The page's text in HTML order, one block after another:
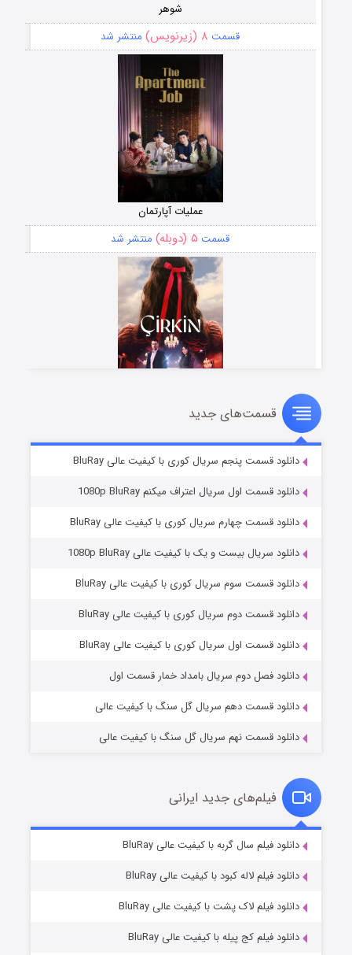
شوهر
قسمت ۸ (زیرنویس) منتشر شد
عملیات آپارتمان
قسمت ۵ (دوبله) منتشر شد
سریال زشت
قسمت۲ (زیرنویس) منتشر شد
مردگان متحرک: شهر مرده ۳
قسمت۲ (زیرنویس) منتشر شد
قسمت۷ (زیرنویس) منتشر شد
قسمت‌های جدید
دانلود قسمت پنجم سریال کوری با کیفیت عالی BluRay
دانلود قسمت اول سریال اعتراف میکنم 1080p BluRay
دانلود قسمت چهارم سریال کوری با کیفیت عالی BluRay
دانلود سریال بیست و یک با کیفیت عالی 1080p BluRay
دانلود قسمت سوم سریال کوری با کیفیت عالی BluRay
دانلود قسمت دوم سریال کوری با کیفیت عالی BluRay
دانلود قسمت اول سریال کوری با کیفیت عالی BluRay
دانلود فصل دوم سریال بامداد خمار قسمت اول
دانلود قسمت دهم سریال گل سنگ با کیفیت عالی
دانلود قسمت نهم سریال گل سنگ با کیفیت عالی
فیلم‌های جدید ایرانی
دانلود فیلم سال گربه با کیفیت عالی BluRay
دانلود فیلم لاله کبود با کیفیت عالی BluRay
دانلود فیلم لاک پشت با کیفیت عالی BluRay
دانلود فیلم کج‌ پیله با کیفیت عالی BluRay